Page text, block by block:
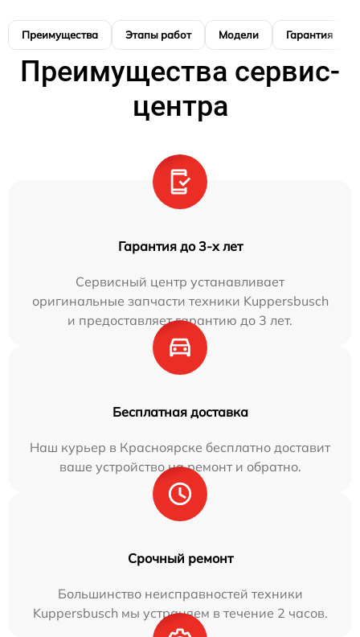
Преимущества Этапы работ Модели Гарантия
Преимущества сервис-
центра
Гарантия до 3-х лет
Сервисный центр устанавливает
оригинальные запчасти техники Kuppersbusch
и предоставляет гарантию до 3 лет.
Бесплатная доставка
Наш курьер в Красноярске бесплатно доставит
ваше устройство на ремонт и обратно.
Срочный ремонт
Большинство неисправностей техники
Kuppersbusch мы устраняем в течение 2 часов.